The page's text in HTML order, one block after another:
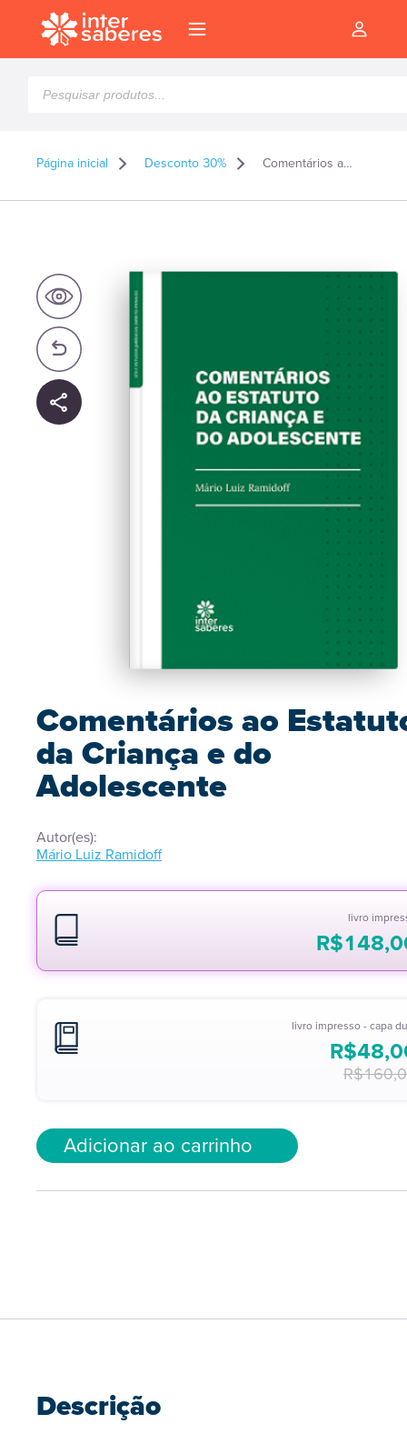
produtos
Página inicial Desconto 30% Comentários ao Estatuto da Criança e do Adolescente
Comentários ao
da Criança e do
Adolescente
Autor(es):
Mário Luiz Ramidoff
livro
R$
livro impresso - capa
R$
R$
Adicionar ao carrinho
Descrição